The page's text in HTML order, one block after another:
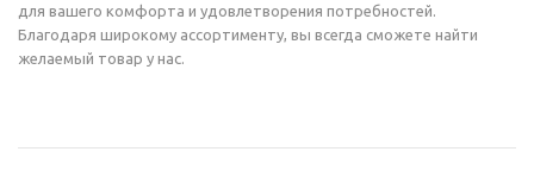
для вашего комфорта и удовлетворения потребностей.
Благодаря широкому ассортименту, вы всегда сможете найти
желаемый товар у нас.